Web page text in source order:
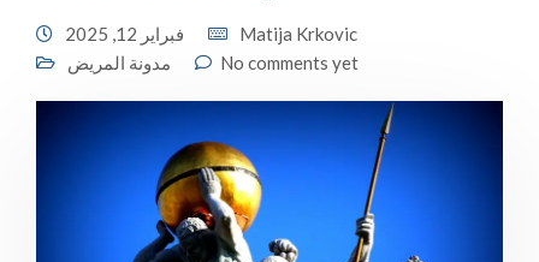
فبراير 12, 2025
Matija Krkovic
مدونة المريض
No comments yet